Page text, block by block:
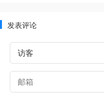
发表评论